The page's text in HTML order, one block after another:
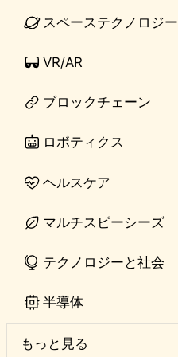
スペーステクノロジー
VR/AR
ブロックチェーン
ロボティクス
ヘルスケア
マルチスピーシーズ
テクノロジーと社会
半導体
もっと見る